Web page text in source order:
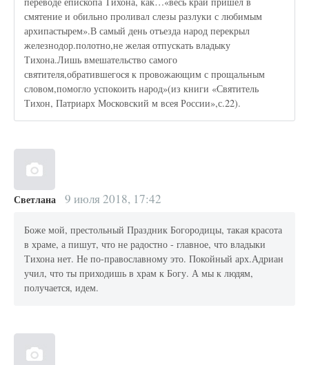
смятение и обильно проливал слезы разлуки с любимым
архипастырем».В самый день отъезда народ перекрыл
железнодор.полотно,не желая отпускать владыку
Тихона.Лишь вмешательство самого
святителя,обратившегося к провожающим с прощальным
словом,помогло успокоить народ»(из книги «Святитель
Тихон, Патриарх Московский м всея России»,с.22).
Светлана 9 июля 2018, 17:42
Боже мой, престольный Праздник Богородицы, такая красота
в храме, а пишут, что не радостно - главное, что владыки
Тихона нет. Не по-православному это. Покойный арх.Адриан
учил, что ты приходишь в храм к Богу. А мы к людям,
получается, идем.